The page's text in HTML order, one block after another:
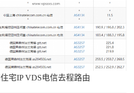
宅IP VDS电信去程路由